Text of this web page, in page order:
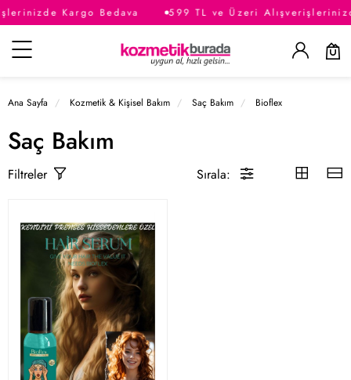
Kargo Bedava 599 TL ve Üzeri
Kategoriler
Ana Sayfa Kozmetik & Kişisel Bakım Saç Bakım Bioflex
Saç Bakım
Filtreler Sırala: